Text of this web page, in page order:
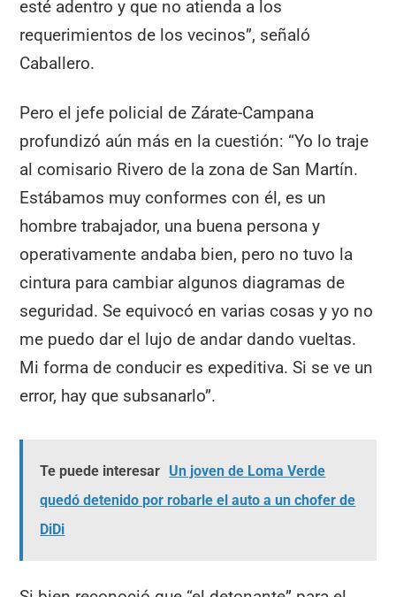
esté adentro y que no atienda a los
requerimientos de los vecinos”, señaló
Caballero.
Pero el jefe policial de Zárate-Campana
profundizó aún más en la cuestión: “Yo lo traje
al comisario Rivero de la zona de San Martín.
Estábamos muy conformes con él, es un
hombre trabajador, una buena persona y
operativamente andaba bien, pero no tuvo la
cintura para cambiar algunos diagramas de
seguridad. Se equivocó en varias cosas y yo no
me puedo dar el lujo de andar dando vueltas.
Mi forma de conducir es expeditiva. Si se ve un
error, hay que subsanarlo”.
Te puede interesar Un joven de Loma Verde
quedó detenido por robarle el auto a un chofer de
DiDi